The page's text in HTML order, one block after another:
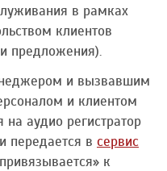
в рамках
клиентов
предложения).
и вызвавшим
и клиентом
на аудио регистратор
передается в сервис
к